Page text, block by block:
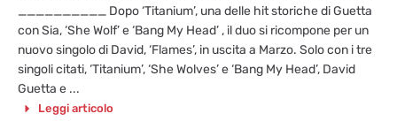
__________ Dopo ‘Titanium’, una delle hit storiche di Guetta
con Sia, ‘She Wolf’ e ‘Bang My Head’ , il duo si ricompone per un
nuovo singolo di David, ‘Flames’, in uscita a Marzo. Solo con i tre
singoli citati, ‘Titanium’, ‘She Wolves’ e ‘Bang My Head’, David
Guetta e ...
Leggi articolo